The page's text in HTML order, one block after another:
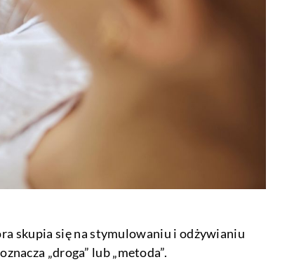
skupia się na stymulowaniu i odżywianiu
„droga” lub „metoda”.